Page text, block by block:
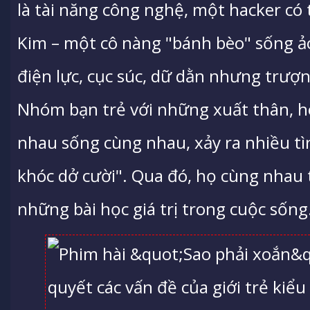
là tài năng công nghệ, một hacker
Kim – một cô nàng "bánh bèo" sống
điện lực, cục súc, dữ dằn nhưng
Nhóm bạn trẻ với những xuất thân,
nhau sống cùng nhau, xảy ra nhiều
khóc dở cười". Qua đó, họ cùng
những bài học giá trị trong cuộc